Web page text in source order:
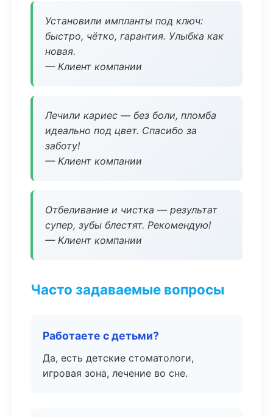
Установили импланты под ключ:
быстро, чётко, гарантия. Улыбка как
новая.
— Клиент компании
Лечили кариес — без боли, пломба
идеально под цвет. Спасибо за
заботу!
— Клиент компании
Отбеливание и чистка — результат
супер, зубы блестят. Рекомендую!
— Клиент компании
Часто задаваемые вопросы
Работаете с детьми?
Да, есть детские стоматологи,
игровая зона, лечение во сне.